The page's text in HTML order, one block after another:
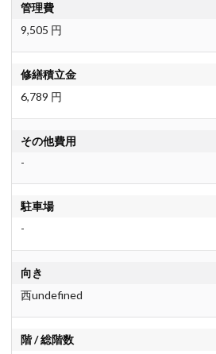
管理費
9,505 円
修繕積立金
6,789 円
その他費用
-
駐車場
-
向き
西undefined
階 / 総階数